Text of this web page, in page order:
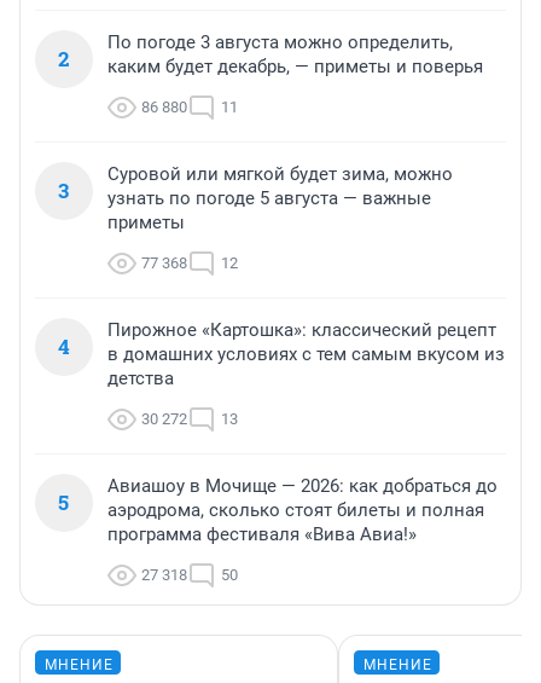
2
По погоде 3 августа можно определить,
каким будет декабрь, — приметы и поверья
86 880 11
3
Суровой или мягкой будет зима, можно
узнать по погоде 5 августа — важные
приметы
77 368 12
4
Пирожное «Картошка»: классический рецепт
в домашних условиях с тем самым вкусом из
детства
30 272 13
5
Авиашоу в Мочище — 2026: как добраться до
аэродрома, сколько стоят билеты и полная
программа фестиваля «Вива Авиа!»
27 318 50
МНЕНИЕ МНЕНИЕ